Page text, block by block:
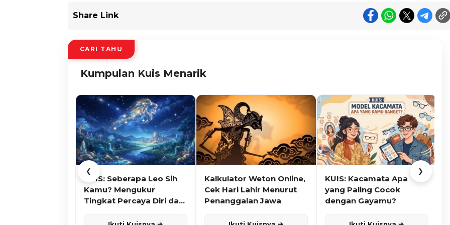
Share Link
CARI TAHU
Kumpulan Kuis Menarik
❮
KUIS: Seberapa Leo Sih
Kamu? Mengukur
Tingkat Percaya Diri dan
Kalkulator Weton Online,
Cek Hari Lahir Menurut
Penanggalan Jawa
KUIS: Kacamata Apa
yang Paling Cocok
dengan Gayamu?
❯